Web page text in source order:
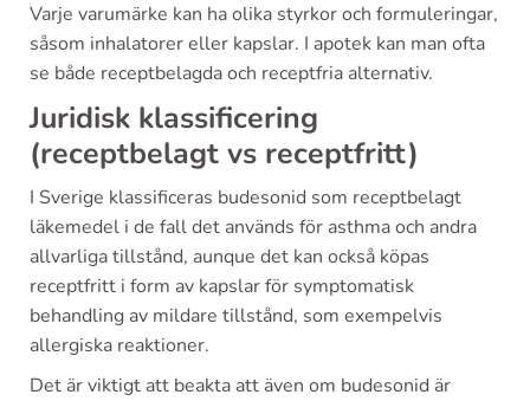
Varje varumärke kan ha olika styrkor och formuleringar,
såsom inhalatorer eller kapslar. I apotek kan man ofta
se både receptbelagda och receptfria alternativ.
Juridisk klassificering
(receptbelagt vs receptfritt)
I Sverige klassificeras budesonid som receptbelagt
läkemedel i de fall det används för asthma och andra
allvarliga tillstånd, aunque det kan också köpas
receptfritt i form av kapslar för symptomatisk
behandling av mildare tillstånd, som exempelvis
allergiska reaktioner.
Det är viktigt att beakta att även om budesonid är